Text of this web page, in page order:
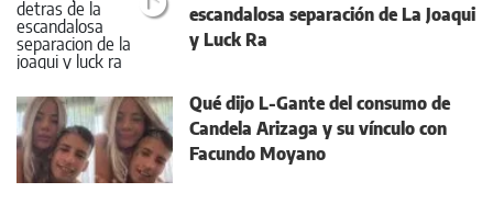
escandalosa separación de La Joaqui
y Luck Ra
Qué dijo L-Gante del consumo de
Candela Arizaga y su vínculo con
Facundo Moyano